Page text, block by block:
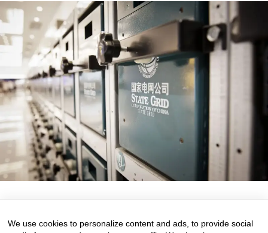
We use cookies to personalize content and ads, to provide social